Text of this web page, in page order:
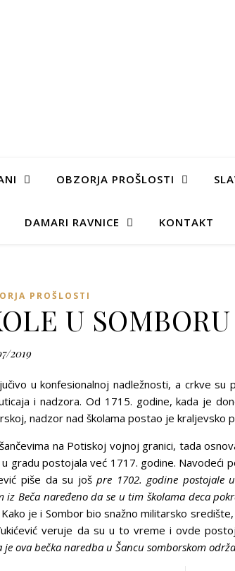
OBZORJA PROŠLOSTI
DAMARI RAVNICE KONTAKT
PROŠLOSTI
U SOMBORU
2019
u konfesionalnoj nadležnosti, a crkve su
i nadzora. Od 1715. godine, kada je
nadzor nad školama postao je kraljevsko
na Potiskoj vojnoj granici, tada
gradu postojala već 1717. godine. Navodeći
piše da su jošpre 1702. godine postojale
Beča naređeno da se u tim školama deca
Kako je i Sombor bio snažno militarsko
veruje da su u to vreme i ovde
ova bečka naredba u Šancu somborskom